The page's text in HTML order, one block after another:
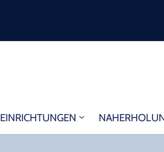
EINRICHTUNGEN